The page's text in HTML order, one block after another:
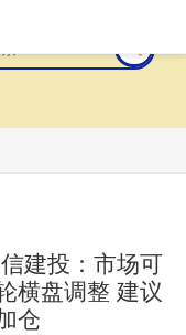
建投：市场可
横盘调整 建议
仓